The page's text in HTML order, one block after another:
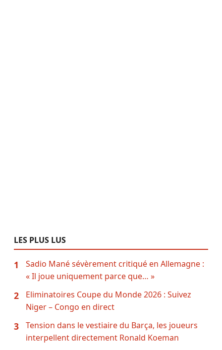
LES PLUS LUS
1
Sadio Mané sévèrement critiqué en Allemagne :
« Il joue uniquement parce que… »
2
Eliminatoires Coupe du Monde 2026 : Suivez
Niger – Congo en direct
3
Tension dans le vestiaire du Barça, les joueurs
interpellent directement Ronald Koeman